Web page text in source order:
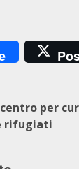
per
rifugiati